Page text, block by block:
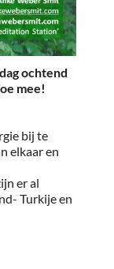
ochtend
mee!
bij te
elkaar en
er al
Turkije en